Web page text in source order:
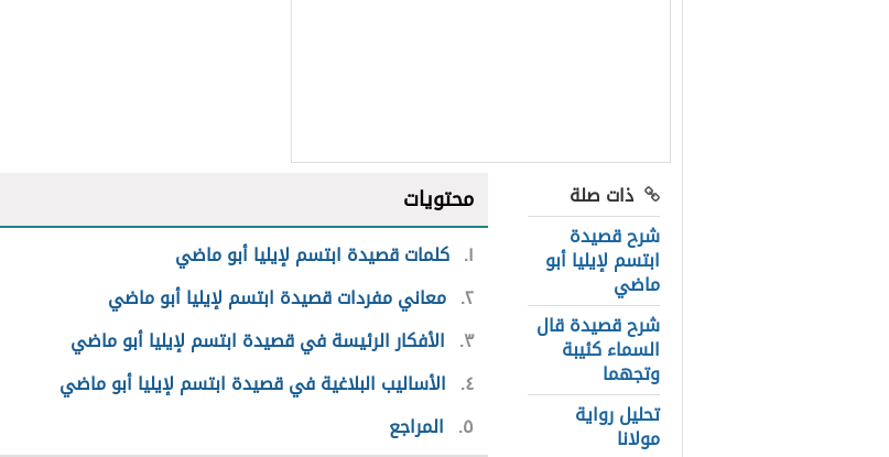
ذات صلة
شرح قصيدة
ابتسم لإيليا أبو
ماضي
شرح قصيدة قال
السماء كئيبة
وتجهما
تحليل رواية
مولانا
محتويات
١ كلمات قصيدة ابتسم لإيليا أبو ماضي
٢ معاني مفردات قصيدة ابتسم لإيليا أبو ماضي
٣ الأفكار الرئيسة في قصيدة ابتسم لإيليا أبو ماضي
٤ الأساليب البلاغية في قصيدة ابتسم لإيليا أبو ماضي
٥ المراجع